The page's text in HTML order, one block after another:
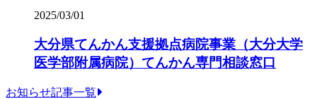
2025/03/01
大分県てんかん支援拠点病院事業（大分大学
医学部附属病院）てんかん専門相談窓口
お知らせ記事一覧